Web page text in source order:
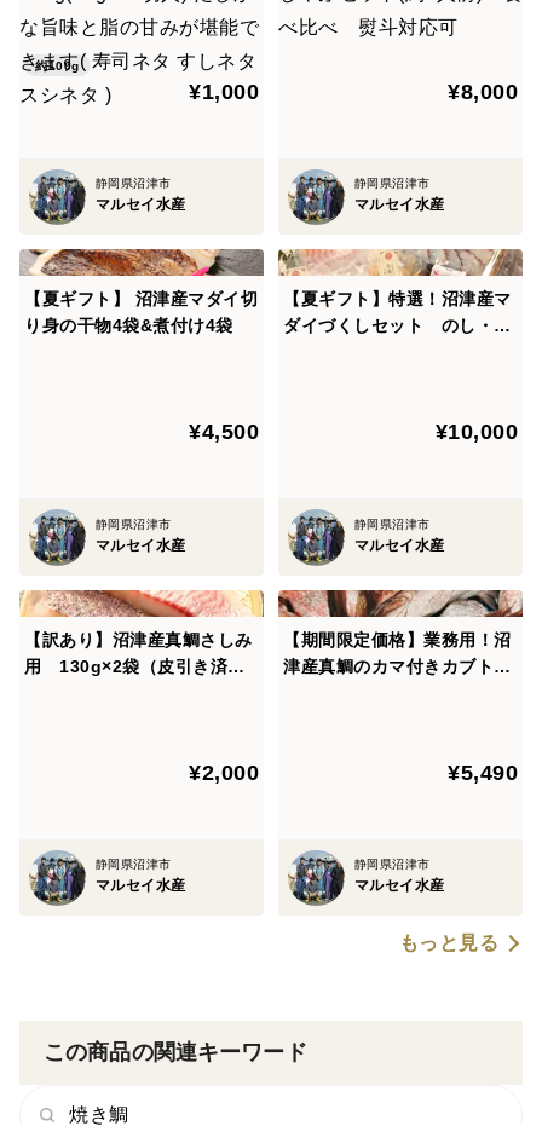
脂の甘みが堪能できます( 寿
司ネタ すしネタ スシネタ )
約100g
¥1,000
静岡県沼津市
マルセイ水産
熨斗対応可
¥8,000
静岡県沼津市
マルセイ水産
【夏ギフト】 沼津産マダイ切
り身の干物4袋&煮付け4袋
¥4,500
静岡県沼津市
マルセイ水産
【夏ギフト】特選！沼津産マ
ダイづくしセット のし・メ
¥10,000
静岡県沼津市
マルセイ水産
【訳あり】沼津産真鯛さしみ
用 130g×2袋（皮引き済
¥2,000
静岡県沼津市
マルセイ水産
【期間限定価格】業務用！沼
津産真鯛のカマ付きカブト
¥5,490
静岡県沼津市
マルセイ水産
もっと見る
この商品の関連キーワード
焼き鯛